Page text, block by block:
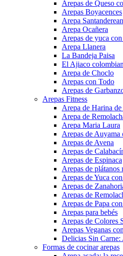
Arepas de Queso
Arepas Boyacences
Arepa
Arepa Ocañera
Arepas de yuca
Arepa Llanera
La Bandeja Paisa
El Ajiaco
Arepa de Choclo
Arepas con Todo
Arepas de
Arepas Fitness
Arepa de Harina
Arepa de
Arepa Maria Laura
Arepas de Auyama
Arepas de Avena
Arepas de
Arepas de Espinaca
Arepas de plátanos
Arepas de Yuca
Arepas de
Arepas de
Arepas de Papa
Arepas para bebés
Arepas de Colores
Arepas Veganas
Delicias Sin Carne:
Formas de cocinar arepas